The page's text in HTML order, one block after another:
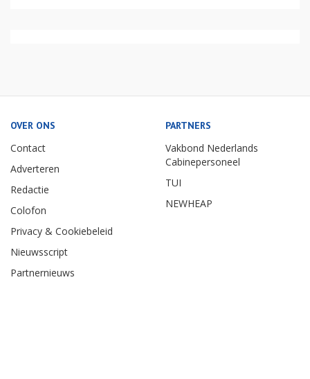
OVER ONS
Contact
Adverteren
Redactie
Colofon
Privacy & Cookiebeleid
Nieuwsscript
Partnernieuws
PARTNERS
Vakbond Nederlands
Cabinepersoneel
TUI
NEWHEAP